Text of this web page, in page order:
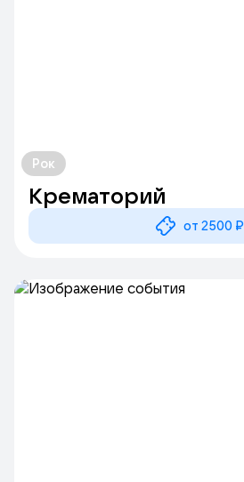
Рок
Крематорий
от 2500 ₽